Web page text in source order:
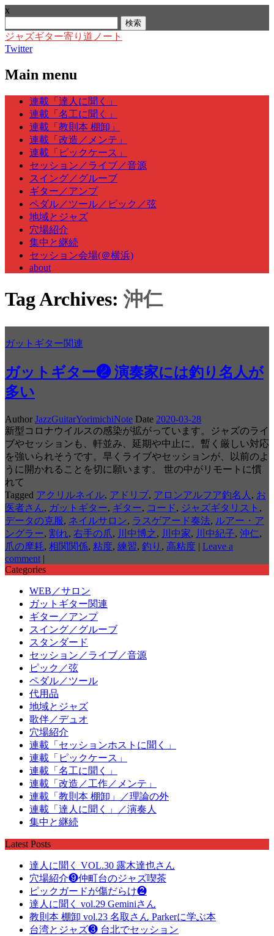
x
索:
ジャズギター寄り道ノート
Twitter
Main menu
Skip
content
連載「達人に聞く」
連載「名工に聞く」
連載「教則本 棚卸」
連載「改造／メンテ」
連載「ピックケース」
セッション／ライブ／音源
スイング／グルーブ
ギター／アンプ
ペダル／ツール／ピック／弦
地域とジャズ
穴場紹介
集中と継続
セッション会場(＠横浜)
about
Tag Archives: 沖仁
ガットギター関連
ガットギター❷ 演奏家には釣り名人が
多い
Author JazzGuitarYorimichiNote Date 2020-03-28
新型コロナウイルスの感染が拡がっています。ジャズのライ
ブやセッションも、軒並み、延期や中止に。暫く厳しい対応
を強いられそうです。早くライブやセッションが、以前のよ
うに開かれることを切に願います。 世の中がリモートに慣
れて
Tagged アクリルネイル, アドリブ, アロンアルフア釣名人 , お
医者さん, ガットギター, ギター, コード, ジャズギタリスト ,
データの克服, ネイルサロン, ラスゲアード奏法, ルアー・ア
ングラー, 割れ, 右手の爪, 川中博之, 川中家, 川中紀子, 沖仁,
爪の摩耗, 相関関係, 粘度, 練習, 釣り , 高粘度 | Leave a
comment |
Categories
WEB／サロン
ガットギター関連
ギター／アンプ
スイング／グルーブ
スタンダード
セッション／ライブ／音源
ピック／弦
ペダル／ツール
代用品
地域とジャズ
歌伴／デュオ
穴場紹介
連載「セッションホストに聞く」
連載「ピックケース」
連載「名工に聞く」
連載「改造／工作／メンテ」
連載「教則本 棚卸」／理論の外
連載「達人に聞く」／演奏人
集中と継続
Latest Posts
達人に聞く VOL.30 露木達也さん
穴場紹介❾仲町台のジャズ喫茶
ピックガードが傷だらけ❷
達人に聞く vol.29 Geminiさん
教則本 棚卸 vol.23 名取さん Parkerに学ぶ本
台湾とジャズ❸ 台北でセッション